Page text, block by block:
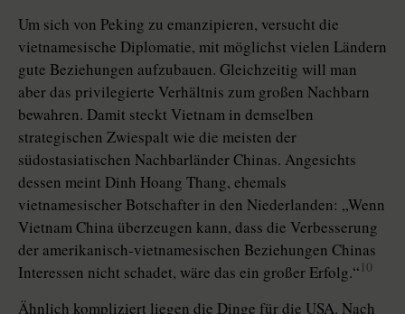
Um sich von Peking zu emanzipieren, versucht die
vietnamesische Diplomatie, mit möglichst vielen Ländern
gute Beziehungen aufzubauen. Gleichzeitig will man
aber das privilegierte Verhältnis zum großen Nachbarn
bewahren. Damit steckt Vietnam in demselben
strategischen Zwiespalt wie die meisten der
südostasiatischen Nachbarländer Chinas. Angesichts
dessen meint Dinh Hoang Thang, ehemals
vietnamesischer Botschafter in den Niederlanden: „Wenn
Vietnam China überzeugen kann, dass die Verbesserung
der amerikanisch-vietnamesischen Beziehungen Chinas
Interessen nicht schadet, wäre das ein großer Erfolg.“ 10
Ähnlich kompliziert liegen die Dinge für die USA. Nach